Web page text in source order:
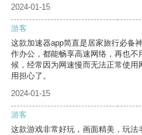
2024-01-15
游客
这款加速器app简直是居家旅行必备
作办公，都能畅享高速网络，再也
候，经常因为网速慢而无法正常使
用担心了。
2024-01-15
游客
这款游戏非常好玩，画面精美，玩